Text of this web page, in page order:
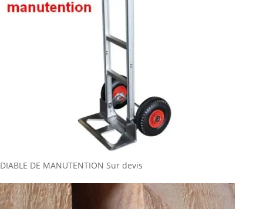
DIABLE DE MANUTENTION Sur devis